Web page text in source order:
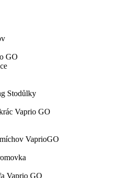
GO
Stodůlky
Vaprio GO
VaprioGO
Vaprio GO